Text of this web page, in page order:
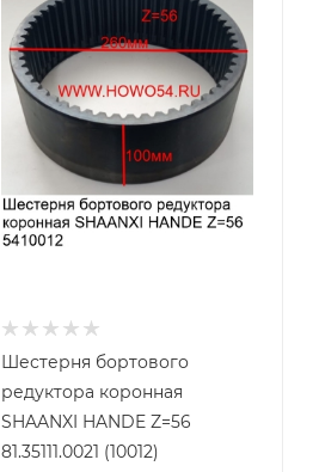
Шестерня бортового
редуктора коронная
SHAANXI HANDE Z=56
81.35111.0021 (10012)